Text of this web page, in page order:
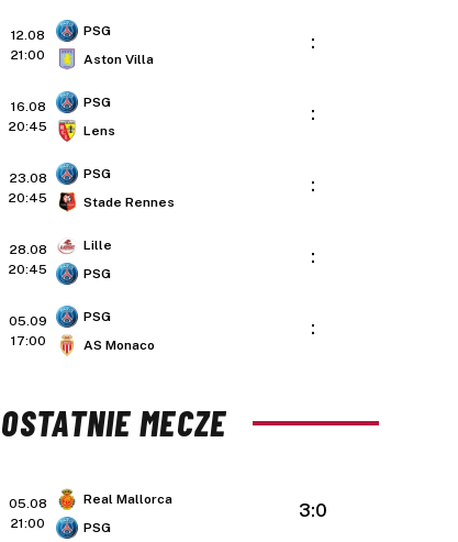
12.08
21:00
PSG
Aston Villa
:
16.08
20:45
PSG
Lens
:
23.08
20:45
PSG
Stade Rennes
:
28.08
20:45
Lille
PSG
:
05.09
17:00
PSG
AS Monaco
:
OSTATNIE MECZE
05.08
21:00
Real Mallorca
PSG
3:0